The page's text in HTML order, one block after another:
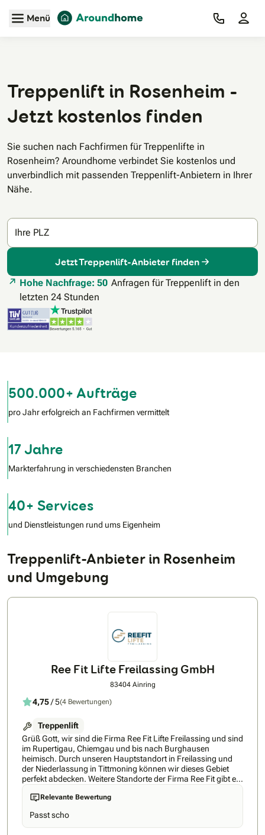
Zum Hauptinhalt
Menü
Treppenlift in Rosenheim -
Jetzt kostenlos finden
Sie suchen nach Fachfirmen für Treppenlifte in
Rosenheim? Aroundhome verbindet Sie kostenlos und
unverbindlich mit passenden Treppenlift-Anbietern in Ihrer
Nähe.
Ihre PLZ
Jetzt Treppenlift-Anbieter finden
Hohe Nachfrage: 50 Anfragen für Treppenlift in den
letzten 24 Stunden
500.000+ Aufträge
pro Jahr erfolgreich an Fachfirmen vermittelt
17 Jahre
Markterfahrung in verschiedensten Branchen
40+ Services
und Dienstleistungen rund ums Eigenheim
Treppenlift-Anbieter in Rosenheim
und Umgebung
Ree Fit Lifte Freilassing GmbH
83404 Ainring
4,75/ 5(4 Bewertungen)
Treppenlift
Grüß Gott, wir sind die Firma Ree Fit Lifte Freilassing und sind
im Rupertigau, Chiemgau und bis nach Burghausen
heimisch. Durch unseren Hauptstandort in Freilassing und
der Niederlassung in Tittmoning können wir dieses Gebiet
perfekt abdecken. Weitere Standorte der Firma Ree Fit gibt es
noch in Miesbach, Peißenberg und Augsburg die sich
gegenseitig unterstützen. Von der ersten Beratung über die
technische Lösbarkeit Ihrer Treppe und möglichen
Förderungen bis zur Montage und der darauffolgenden
Nachsorge sind wir für Sie da. In dieser Zeit steht Ihnen
Relevante Bewertung
Passt scho